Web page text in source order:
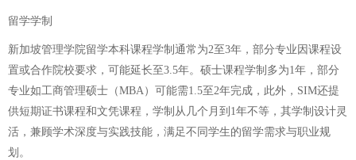
留学学制
新加坡管理学院留学本科课程学制通常为2至3年，部分专业因课程设
置或合作院校要求，可能延长至3.5年。硕士课程学制多为1年，部分
专业如工商管理硕士（MBA）可能需1.5至2年完成，此外，SIM还提
供短期证书课程和文凭课程，学制从几个月到1年不等，其学制设计灵
活，兼顾学术深度与实践技能，满足不同学生的留学需求与职业规
划。